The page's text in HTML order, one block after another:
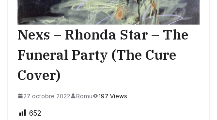
Nexs – Rhonda Star – The
Funeral Party (The Cure
Cover)
27 octobre 2022 Romu 197 Views
652